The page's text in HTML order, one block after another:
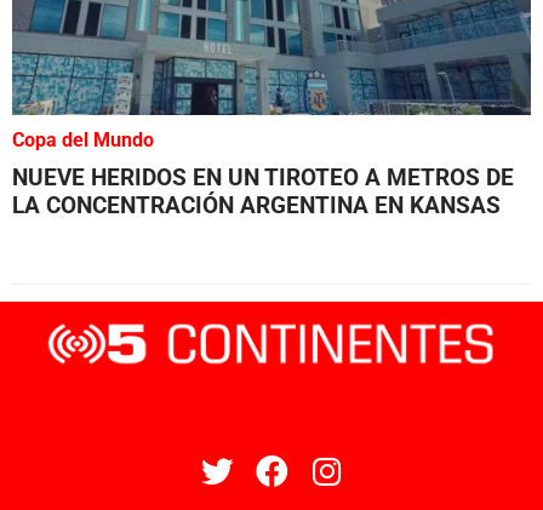
Copa del Mundo
NUEVE HERIDOS EN UN TIROTEO A METROS DE
LA CONCENTRACIÓN ARGENTINA EN KANSAS